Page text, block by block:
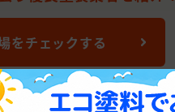
をチェックする